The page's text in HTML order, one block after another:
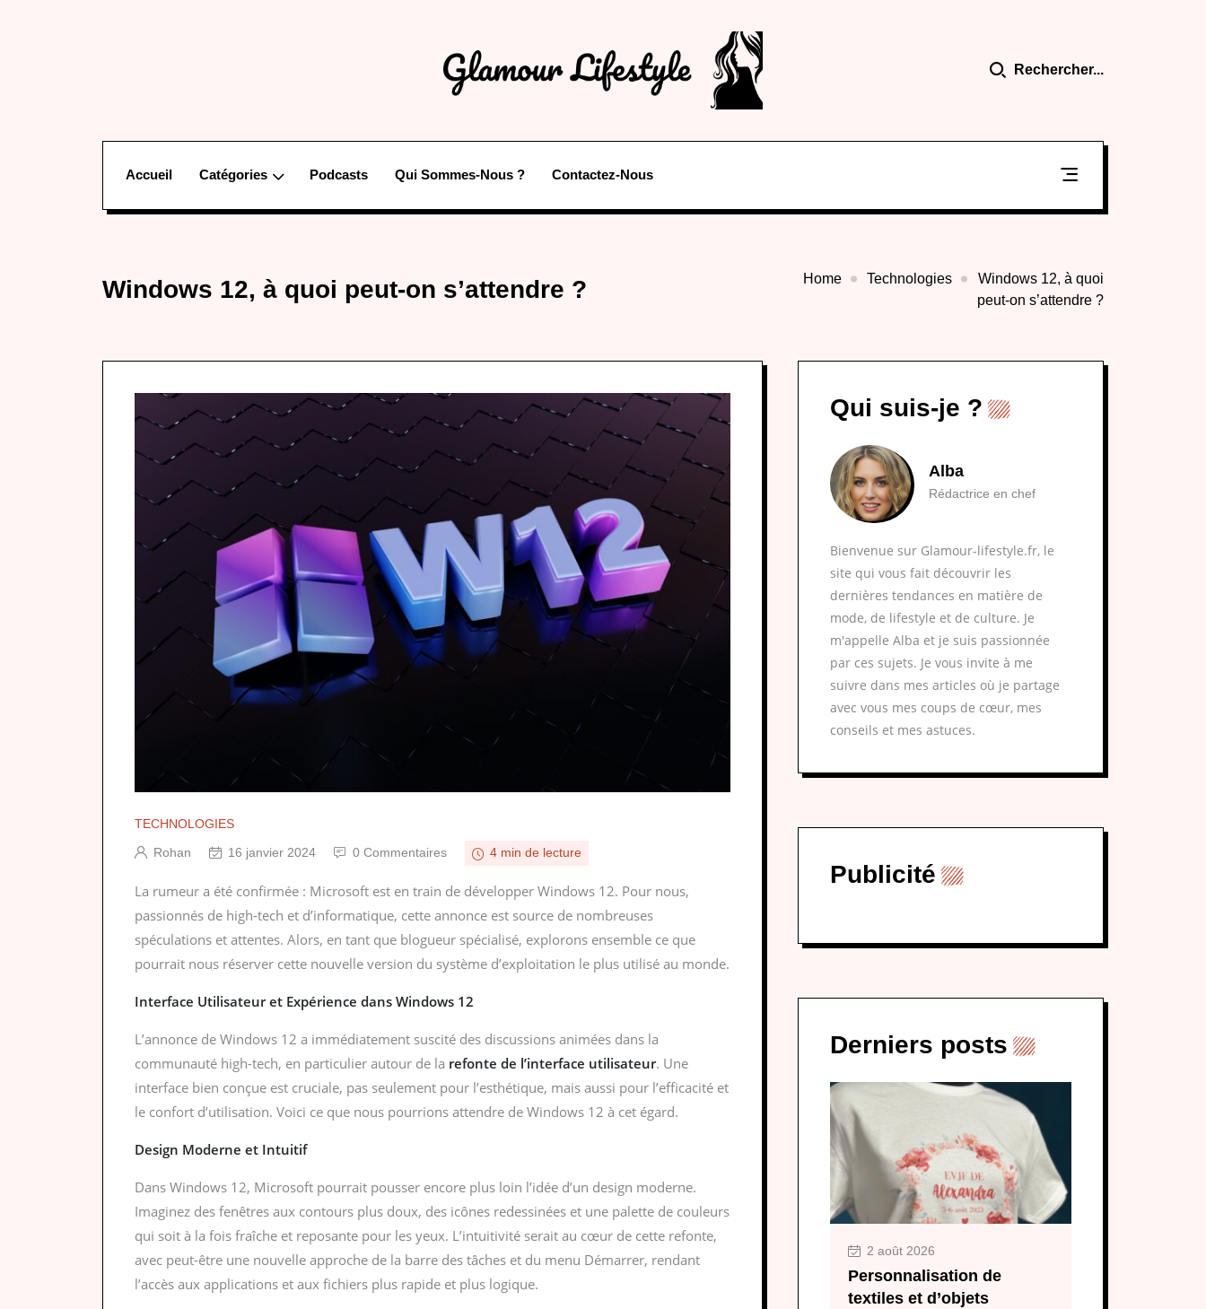
Rechercher...
Accueil Catégories Podcasts Qui Sommes-Nous ? Contactez-Nous
Windows 12, à quoi peut-on s’attendre ? Home Technologies
Windows 12, à quoi
peut-on s’attendre ?
TECHNOLOGIES
Rohan
16 janvier 2024 0 Commentaires 4 min de lecture
La rumeur a été confirmée : Microsoft est en train de développer Windows 12. Pour nous,
passionnés de high-tech et d’informatique, cette annonce est source de nombreuses
spéculations et attentes. Alors, en tant que blogueur spécialisé, explorons ensemble ce que
pourrait nous réserver cette nouvelle version du système d’exploitation le plus utilisé au monde.
Interface Utilisateur et Expérience dans Windows 12
L’annonce de Windows 12 a immédiatement suscité des discussions animées dans la
communauté high-tech, en particulier autour de la refonte de l’interface utilisateur. Une
interface bien conçue est cruciale, pas seulement pour l’esthétique, mais aussi pour l’efficacité et
le confort d’utilisation. Voici ce que nous pourrions attendre de Windows 12 à cet égard.
Design Moderne et Intuitif
Dans Windows 12, Microsoft pourrait pousser encore plus loin l’idée d’un design moderne.
Imaginez des fenêtres aux contours plus doux, des icônes redessinées et une palette de couleurs
qui soit à la fois fraîche et reposante pour les yeux. L’intuitivité serait au cœur de cette refonte,
avec peut-être une nouvelle approche de la barre des tâches et du menu Démarrer, rendant
l’accès aux applications et aux fichiers plus rapide et plus logique.
Qui suis-je ?
Alba
Rédactrice en chef
Bienvenue sur Glamour-lifestyle.fr, le
site qui vous fait découvrir les
dernières tendances en matière de
mode, de lifestyle et de culture. Je
m'appelle Alba et je suis passionnée
par ces sujets. Je vous invite à me
suivre dans mes articles où je partage
avec vous mes coups de cœur, mes
conseils et mes astuces.
Publicité
Derniers posts
2 août 2026
Personnalisation de
textiles et d’objets